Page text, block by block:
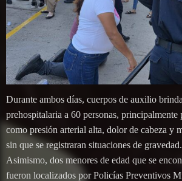
Durante ambos días, cuerpos de auxilio
prehospitalaria a 60 personas, principalmente
como presión arterial alta, dolor de cabeza y
sin que se registraran situaciones de gravedad.
Asimismo, dos menores de edad que se
fueron localizados por Policías Preventivos